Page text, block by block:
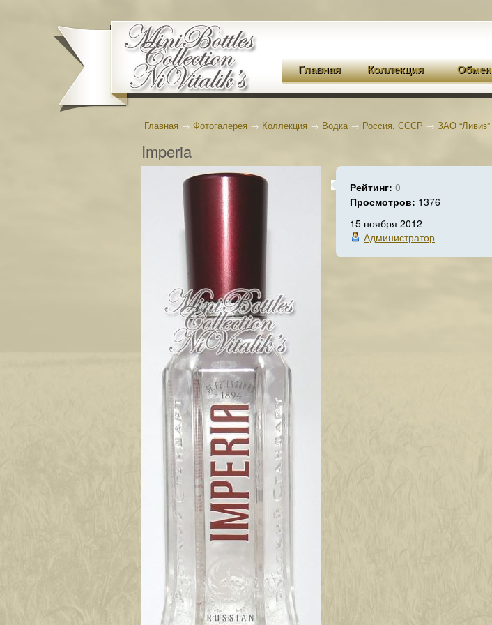
Главная Коллекция Обмен
Главная → Фотогалерея → Коллекция → Водка→ Россия, СССР → ЗАО “Ливиз”
Imperia
Рейтинг: 0
Просмотров: 1376
15 ноября 2012
Администратор